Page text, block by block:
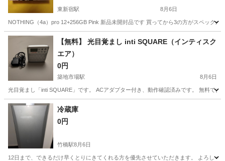
東新宿駅 8月6日
NOTHING（4a）pro 12+256GB Pink 新品未開封品です 買ってから3の方がスペック
東京 新宿区 東新宿駅 電話、ＦＡＸ
【無料】 光目覚まし inti SQUARE（インティスク
エア）
0円
築地市場駅 8月6日
光目覚まし「inti SQUARE」です。 ACアダプター付き、動作確認済みです。 無料で
東京 中央区 築地市場駅
冷蔵庫
0円
竹橋駅8月6日
12日まで、できるだけ早くとりにきてくれる方を優先させていただきます。 よろしく